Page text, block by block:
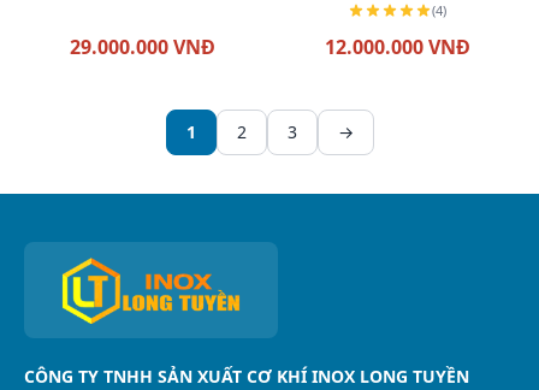
29.000.000 VNĐ
(4)
12.000.000 VNĐ
1 2 3 →
CÔNG TY TNHH SẢN XUẤT CƠ KHÍ INOX LONG TUYỀN